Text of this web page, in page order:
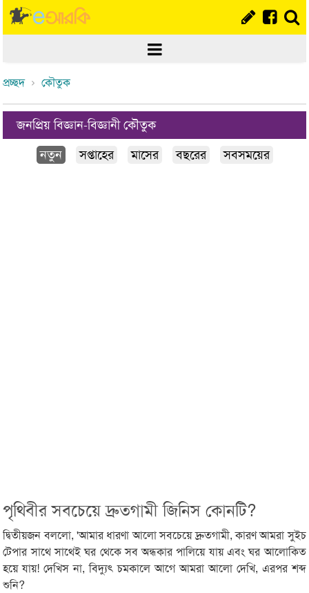
প্রচ্ছদ কৌতুক
জনপ্রিয় বিজ্ঞান-বিজ্ঞানী কৌতুক
নতুন
সপ্তাহের মাসের বছরের সবসময়ের
পৃথিবীর সবচেয়ে দ্রুতগামী জিনিস কোনটি?
দ্বিতীয়জন বললো, 'আমার ধারণা আলো সবচেয়ে দ্রুতগামী, কারণ আমরা সুইচ
টেপার সাথে সাথেই ঘর থেকে সব অন্ধকার পালিয়ে যায় এবং ঘর আলোকিত
হয়ে যায়! দেখিস না, বিদ্যুৎ চমকালে আগে আমরা আলো দেখি, এরপর শব্দ
শুনি?